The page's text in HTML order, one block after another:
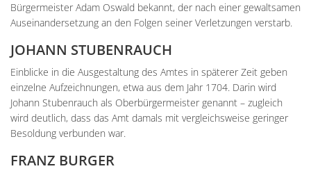
Bürgermeister Adam Oswald bekannt, der nach einer gewaltsamen
Auseinandersetzung an den Folgen seiner Verletzungen verstarb.
JOHANN STUBENRAUCH
Einblicke in die Ausgestaltung des Amtes in späterer Zeit geben
einzelne Aufzeichnungen, etwa aus dem Jahr 1704. Darin wird
Johann Stubenrauch als Oberbürgermeister genannt – zugleich
wird deutlich, dass das Amt damals mit vergleichsweise geringer
Besoldung verbunden war.
FRANZ BURGER